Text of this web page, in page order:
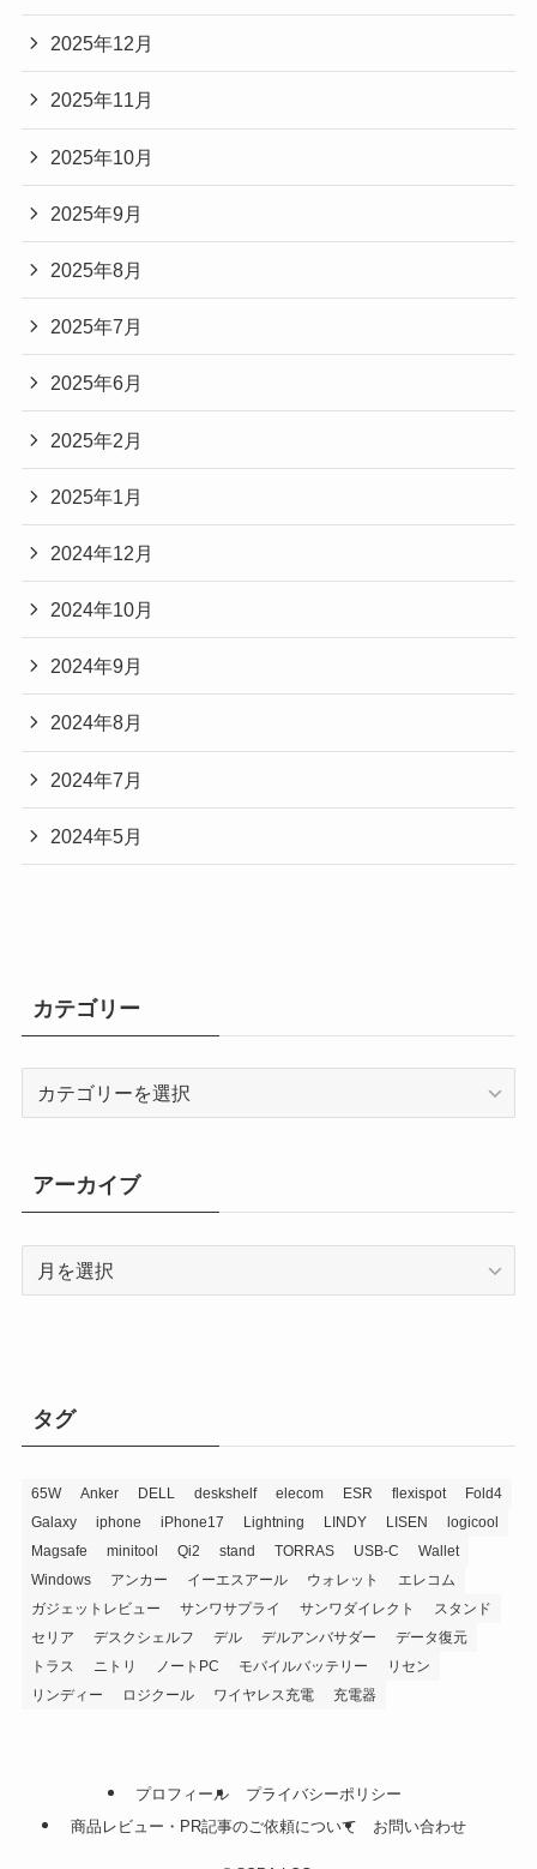
2025年12月
2025年11月
2025年10月
2025年9月
2025年8月
2025年7月
2025年6月
2025年2月
2025年1月
2024年12月
2024年10月
2024年9月
2024年8月
2024年7月
2024年5月
カテゴリー
ー
アーカイブ
タグ
65W Anker DELL deskshelf elecom ESR flexispot
Fold4
Galaxy
iphone iPhone17 Lightning LINDY LISEN
logicool
Magsafe
minitool Qi2 stand TORRAS USB-C
Wallet
Windows
アンカー イーエスアール ウォレット
エレコム
ガジェットレビュー
サンワサプライ サンワダイレクト
スタンド
セリア
デスクシェルフ デル デルアンバサダー
データ復元
トラス
ニトリ ノートPC モバイルバッテリー
リセン
リンディー
ロジクール ワイヤレス充電 充電器
プロフィール
プライバシーポリシー
商品レビュー・PR記事のご依頼について
お問い合わせ